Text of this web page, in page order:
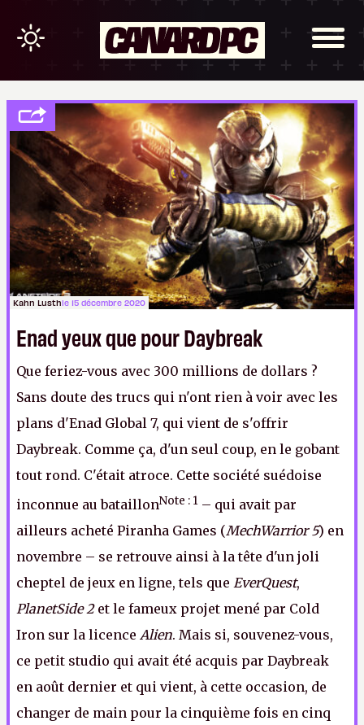
Kahn Lusthle 15 décembre 2020
Enad yeux que pour Daybreak
Que feriez-vous avec 300 millions de dollars ?
Sans doute des trucs qui n'ont rien à voir avec les
plans d'Enad Global 7, qui vient de s'offrir
Daybreak. Comme ça, d'un seul coup, en le gobant
tout rond. C'était atroce. Cette société suédoise
inconnue au bataillonNote : 1 – qui avait par
ailleurs acheté Piranha Games (MechWarrior 5) en
novembre – se retrouve ainsi à la tête d'un joli
cheptel de jeux en ligne, tels que EverQuest,
PlanetSide 2et le fameux projet mené par Cold
Iron sur la licence Alien. Mais si, souvenez-vous,
ce petit studio qui avait été acquis par Daybreak
en août dernier et qui vient, à cette occasion, de
changer de main pour la cinquième fois en cinq